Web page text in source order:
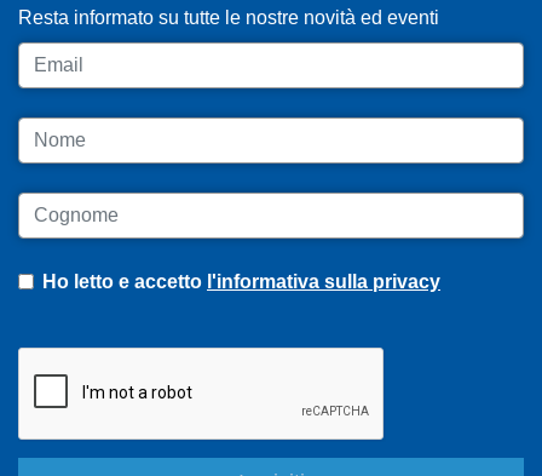
Resta informato su tutte le nostre novità ed eventi
Email
Nome
Cognome
Ho letto e accetto l'informativa sulla privacy